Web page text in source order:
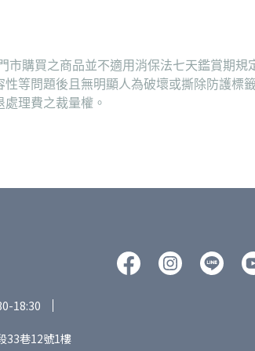
購買之商品並不適用消保法七天鑑賞期規
等問題後且無明顯人為破壞或撕除防護標
理費之裁量權。
18:30
33巷12號1樓